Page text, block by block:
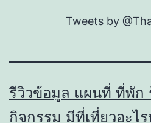
Tweets by
รีวิวข้อมูล แผนที่ ที่พัก
กิจกรรม มีที่เที่ยวอะไร